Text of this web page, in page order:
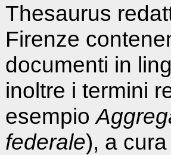
Thesaurus
Firenze
documenti in
inoltre i termini
esempio
federale), a